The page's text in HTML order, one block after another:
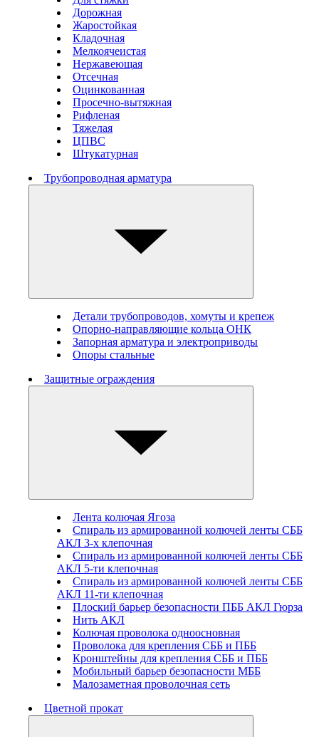
Дорожная
Жаростойкая
Кладочная
Мелкоячеистая
Нержавеющая
Отсечная
Оцинкованная
Просечно-вытяжная
Рифленая
Тяжелая
ЦПВС
Штукатурная
Трубопроводная арматура
Детали трубопроводов, хомуты и крепеж
Опорно-направляющие кольца ОНК
Запорная арматура и электроприводы
Опоры стальные
Защитные ограждения
Лента колючая Ягоза
Спираль из армированной колючей ленты СББ
АКЛ 3-х клепочная
Спираль из армированной колючей ленты СББ
АКЛ 5-ти клепочная
Спираль из армированной колючей ленты СББ
АКЛ 11-ти клепочная
Плоский барьер безопасности ПББ АКЛ Гюрза
Нить АКЛ
Колючая проволока одноосновная
Проволока для крепления СББ и ПББ
Кронштейны для крепления СББ и ПББ
Мобильный барьер безопасности МББ
Малозаметная проволочная сеть
Цветной прокат